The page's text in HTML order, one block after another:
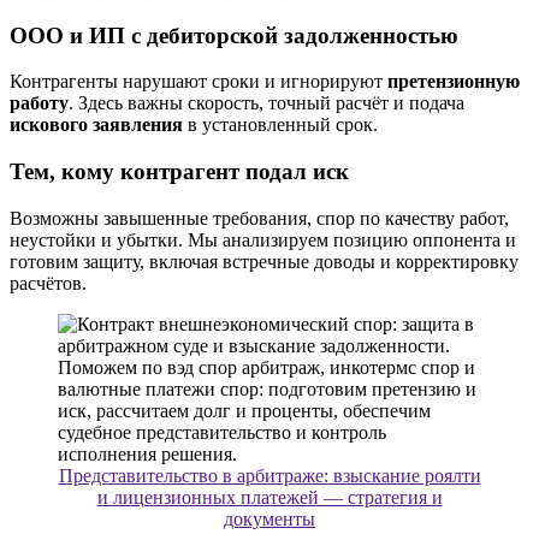
ООО и ИП с дебиторской задолженностью
Контрагенты нарушают сроки и игнорируют претензионную
работу. Здесь важны скорость, точный расчёт и подача
искового заявления в установленный срок.
Тем, кому контрагент подал иск
Возможны завышенные требования, спор по качеству работ,
неустойки и убытки. Мы анализируем позицию оппонента и
готовим защиту, включая встречные доводы и корректировку
расчётов.
Представительство в арбитраже: взыскание роялти
и лицензионных платежей — стратегия и
документы